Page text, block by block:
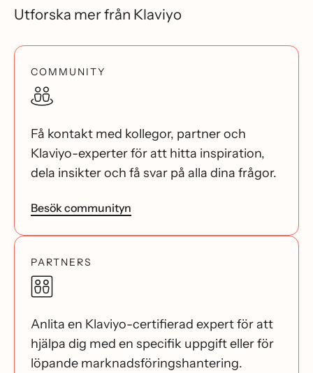
Utforska mer från Klaviyo
COMMUNITY
Få kontakt med kollegor, partner och
Klaviyo-experter för att hitta inspiration,
dela insikter och få svar på alla dina frågor.
Besök communityn
PARTNERS
Anlita en Klaviyo-certifierad expert för att
hjälpa dig med en specifik uppgift eller för
löpande marknadsföringshantering.